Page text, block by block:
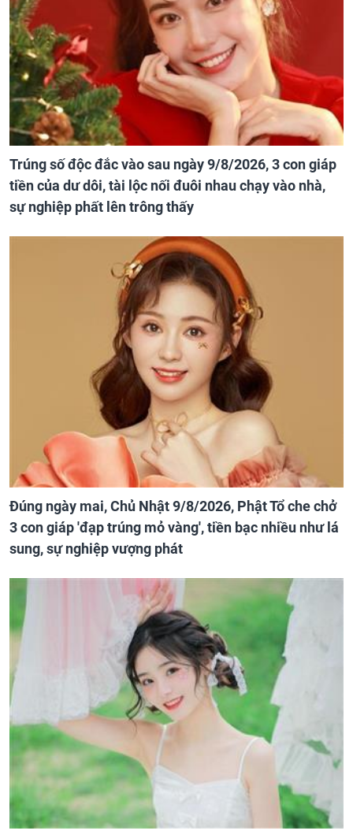
Trúng số độc đắc vào sau ngày 9/8/2026, 3 con giáp
tiền của dư dôi, tài lộc nối đuôi nhau chạy vào nhà,
sự nghiệp phất lên trông thấy
Đúng ngày mai, Chủ Nhật 9/8/2026, Phật Tổ che chở
3 con giáp 'đạp trúng mỏ vàng', tiền bạc nhiều như lá
sung, sự nghiệp vượng phát